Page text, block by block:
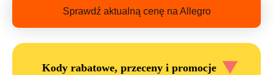
Sprawdź aktualną cenę na Allegro
Kody rabatowe, przeceny i promocje